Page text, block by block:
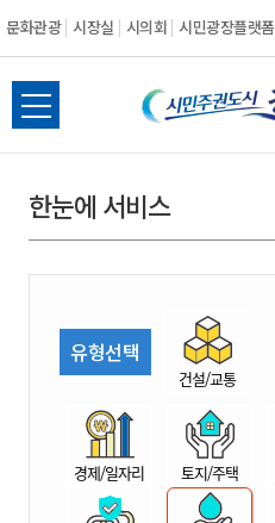
문화관광 시장실 시의회 시민광장플랫폼
시
민
권
시
산
전
체
뉴
열
한눈에 서비스
유형선택
건설/교통
경제/일자리 토지/주택